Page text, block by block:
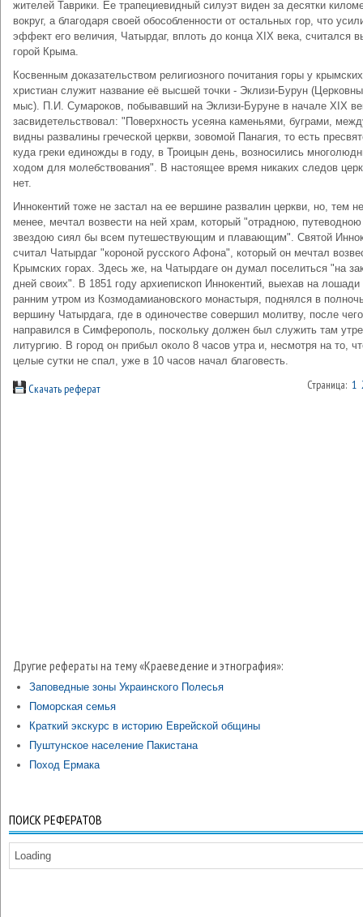
жителей Таврики. Ее трапециевидный силуэт виден за десятки
вокруг, а благодаря своей обособленности от остальных гор, что
эффект его величия, Чатырдаг, вплоть до конца XIX века, считался
горой Крыма.
Косвенным доказательством религиозного почитания горы у крымских
христиан служит название её высшей точки - Эклизи-Бурун
мыс). П.И. Сумароков, побывавший на Эклизи-Буруне в начале XIX
засвидетельствовал: "Поверхность усеяна каменьями, буграми,
видны развалины греческой церкви, зовомой Панагия, то есть
куда греки единожды в году, в Троицын день, возносились
ходом для молебствования". В настоящее время никаких следов
нет.
Иннокентий тоже не застал на ее вершине развалин церкви, но, тем не
менее, мечтал возвести на ней храм, который "отрадною, путеводною
звездою сиял бы всем путешествующим и плавающим". Святой
считал Чатырдаг "короной русского Афона", который он мечтал
Крымских горах. Здесь же, на Чатырдаге он думал поселиться "на
дней своих". В 1851 году архиепископ Иннокентий, выехав на лошади
ранним утром из Козмодамиановского монастыря, поднялся в
вершину Чатырдага, где в одиночестве совершил молитву, после чего
направился в Симферополь, поскольку должен был служить там
литургию. В город он прибыл около 8 часов утра и, несмотря на то,
целые сутки не спал, уже в 10 часов начал благовесть.
Скачать реферат Страница: 1
Другие рефераты на тему «Краеведение и этнография»:
Заповедные зоны Украинского Полесья
Поморская семья
Краткий экскурс в историю Еврейской общины
Пуштунское население Пакистана
Поход Ермака
ПОИСК РЕФЕРАТОВ
Loading